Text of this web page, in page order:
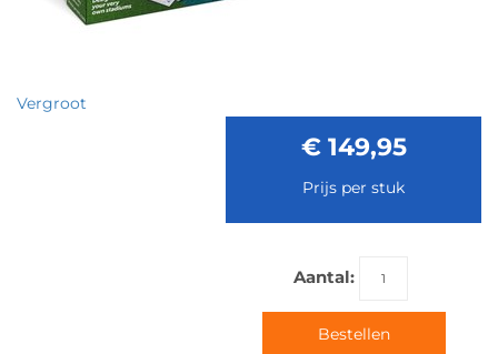
Vergroot
€ 149,95
Prijs per stuk
Aantal:
Bestellen